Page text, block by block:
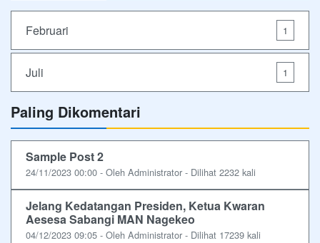
Februari 1
Juli 1
Paling Dikomentari
Sample Post 2
24/11/2023 00:00 - Oleh Administrator - Dilihat 2232 kali
Jelang Kedatangan Presiden, Ketua Kwaran
Aesesa Sabangi MAN Nagekeo
04/12/2023 09:05 - Oleh Administrator - Dilihat 17239 kali